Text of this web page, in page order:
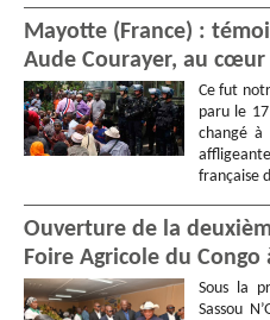
Mayotte (France) :
Aude Courayer, au cœur
Ce fut
paru le
changé
française
Ouverture de la
Foire Agricole du
Sous la
Sassou